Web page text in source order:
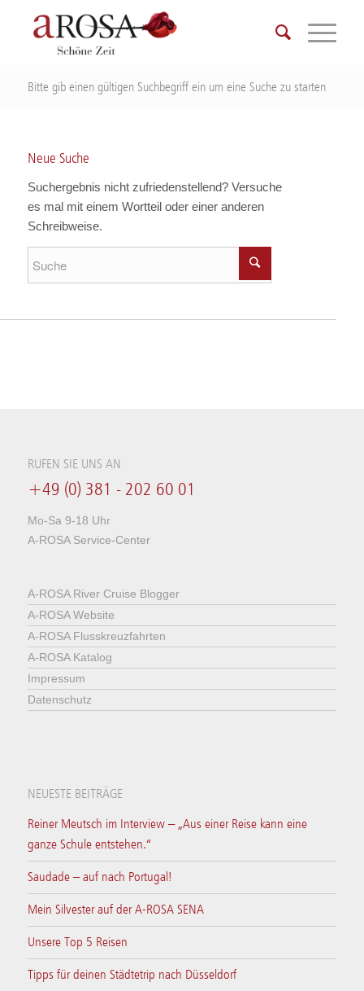
Bitte gib einen gültigen Suchbegriff ein um eine Suche zu starten
Neue Suche
Suchergebnis nicht zufriedenstellend? Versuche
es mal mit einem Wortteil oder einer anderen
Schreibweise.
RUFEN SIE UNS AN
+49 (0) 381 - 202 60 01
Mo-Sa 9-18 Uhr
A-ROSA Service-Center
A-ROSA River Cruise Blogger
A-ROSA Website
A-ROSA Flusskreuzfahrten
A-ROSA Katalog
Impressum
Datenschutz
NEUESTE BEITRÄGE
Reiner Meutsch im Interview – „Aus einer Reise kann eine
ganze Schule entstehen.“
Saudade – auf nach Portugal!
Mein Silvester auf der A-ROSA SENA
Unsere Top 5 Reisen
Tipps für deinen Städtetrip nach Düsseldorf